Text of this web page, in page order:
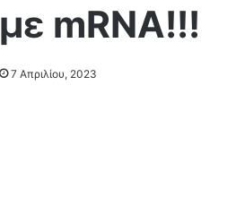
με mRNA!!!
7 Απριλίου, 2023